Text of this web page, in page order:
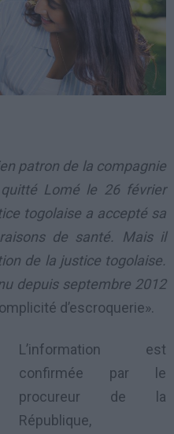
patron de la compagnie
Lomé le 26 février
togolaise a accepté sa
de santé. Mais il
de la justice togolaise.
depuis septembre 2012
d’escroquerie».
L’information est
confirmée par le
procureur de la
République,